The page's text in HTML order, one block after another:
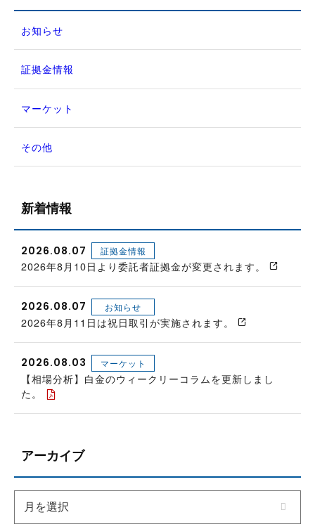
お知らせ
証拠金情報
マーケット
その他
新着情報
2026.08.07 証拠金情報
2026年8月10日より委託者証拠金が変更されます。
2026.08.07 お知らせ
2026年8月11日は祝日取引が実施されます。
2026.08.03 マーケット
【相場分析】白金のウィークリーコラムを更新しまし
た。
アーカイブ